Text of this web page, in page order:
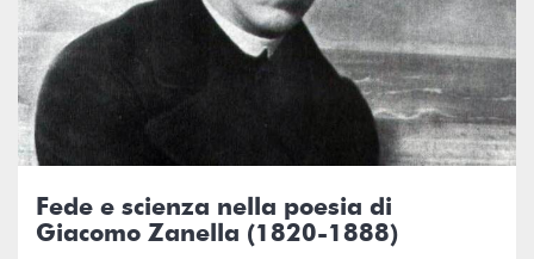
Fede e scienza nella poesia di
Giacomo Zanella (1820-1888)